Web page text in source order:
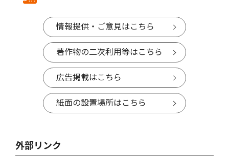
情報提供・ご意見はこちら
著作物の二次利用等はこちら
広告掲載はこちら
紙面の設置場所はこちら
外部リンク